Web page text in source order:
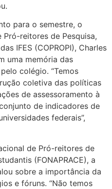
para o semestre, o
reitores de Pesquisa,
IFES (COPROPI), Charles
uma memória das
colégio. “Temos
coletiva das políticas
de assessoramento à
de indicadores de
federais”,
de Pró-reitores de
(FONAPRACE), a
sobre a importância da
e fóruns. “Não temos